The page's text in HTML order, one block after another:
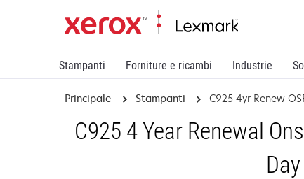
Stampanti Forniture e ricambi Industrie
Principale Stampanti C925 4yr Renew
C925 4 Year Renewal